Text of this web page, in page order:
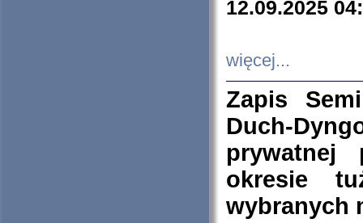
12.09.2025
więcej...
Zapis
Duch-
prywatnej
okresie
wybranych